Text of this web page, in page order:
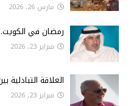
مارس 26, 2026
رمضان في
فبراير 23, 2026
العلاقة التبادلية
فبراير 23, 2026